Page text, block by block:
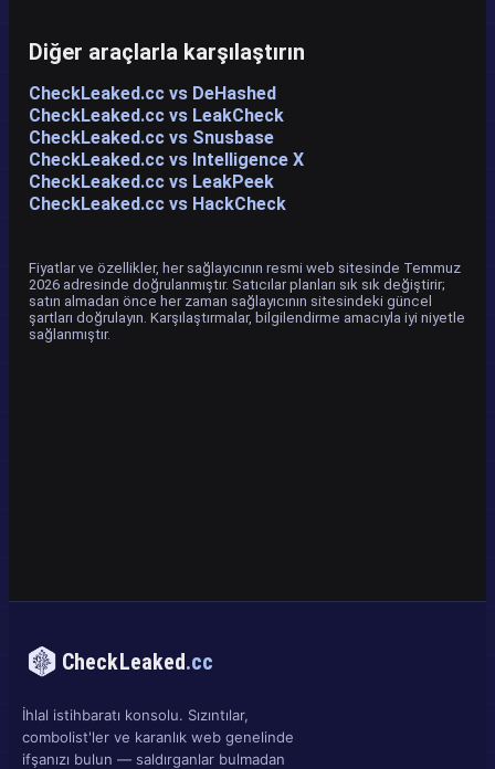
Diğer araçlarla karşılaştırın
CheckLeaked.cc vs DeHashed
CheckLeaked.cc vs LeakCheck
CheckLeaked.cc vs Snusbase
CheckLeaked.cc vs Intelligence X
CheckLeaked.cc vs LeakPeek
CheckLeaked.cc vs HackCheck
Fiyatlar ve özellikler, her sağlayıcının resmi web sitesinde Temmuz
2026 adresinde doğrulanmıştır. Satıcılar planları sık sık değiştirir;
satın almadan önce her zaman sağlayıcının sitesindeki güncel
şartları doğrulayın. Karşılaştırmalar, bilgilendirme amacıyla iyi niyetle
sağlanmıştır.
CheckLeaked.cc
İhlal istihbaratı konsolu. Sızıntılar,
combolist'ler ve karanlık web genelinde
ifşanızı bulun — saldırganlar bulmadan